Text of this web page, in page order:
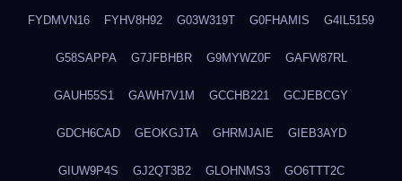
FYDMVN16 FYHV8H92 G03W319T G0FHAMIS G4IL5159
G58SAPPA G7JFBHBR G9MYWZ0F GAFW87RL
GAUH55S1 GAWH7V1M GCCHB221 GCJEBCGY
GDCH6CAD GEOKGJTA GHRMJAIE GIEB3AYD
GIUW9P4S GJ2QT3B2 GLOHNMS3 GO6TTT2C